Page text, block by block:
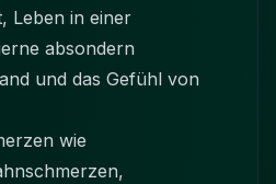
Leben in einer
absondern
und das Gefühl von
wie